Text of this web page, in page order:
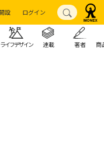
設 ログイン
ライフデザイン 連載 著者 商